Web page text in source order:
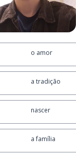
o amor
a tradição
nascer
a família